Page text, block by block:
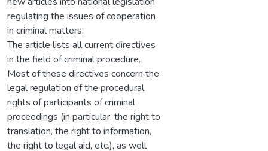
regulating the issues of cooperation
in criminal matters.
The article lists all current directives
in the field of criminal procedure.
Most of these directives concern the
legal regulation of the procedural
rights of participants of criminal
proceedings (in particular, the right to
translation, the right to information,
the right to legal aid, etc.), as well